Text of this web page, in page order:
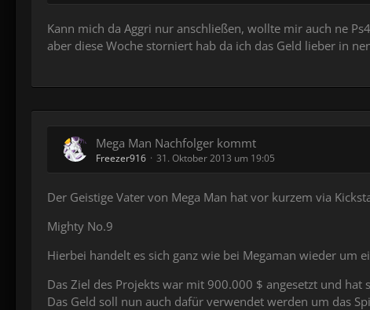
Kann mich da Aggri nur anschließen, wollte mir auch ne
aber diese Woche storniert hab da ich das Geld lieber in
Mega Man Nachfolger kommt
Freezer916 31. Oktober 2013 um 19:05
Der Geistige Vater von Mega Man hat vor kurzem via
Mighty No.9
Hierbei handelt es sich ganz wie bei Megaman wieder um
Das Ziel des Projekts war mit 900.000 $ angesetzt und
Das Geld soll nun auch dafür verwendet werden um das